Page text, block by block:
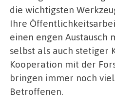
die wichtigsten
Ihre
einen engen Austausch
selbst als auch stetiger
Kooperation mit der
bringen immer noch
Betroffenen.